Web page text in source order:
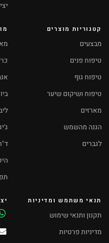
קטגוריות מוצרים
מבצעים
טיפוח פנים
טיפוח גוף
טיפוח ושיקום שיער
מארזים
הגנה מהשמש
לגברים
תנאי משתמש ומדיניות
תקנון ותנאי שימוש
מדיניות פרטיות